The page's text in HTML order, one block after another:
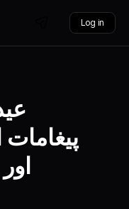
Log in